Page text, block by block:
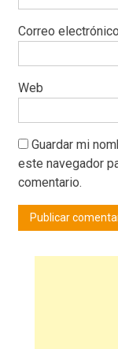
Correo electrónico
Web
Guardar mi
este navegador
comentario.